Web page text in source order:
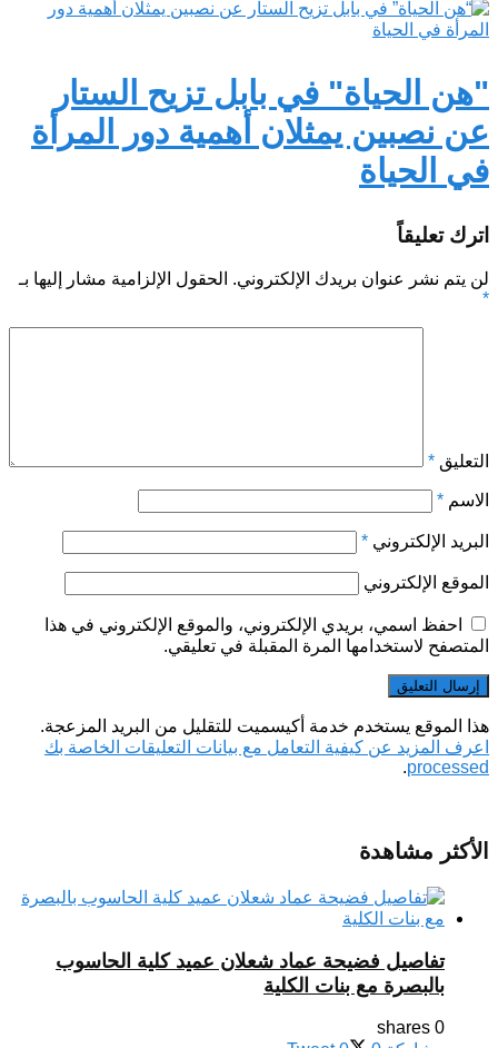
"هن الحياة" في بابل تزيح الستار
عن نصبين يمثلان أهمية دور المرأة
في الحياة
اترك تعليقاً
لن يتم نشر عنوان بريدك الإلكتروني. الحقول الإلزامية مشار إليها بـ
*
التعليق *
الاسم *
البريد الإلكتروني *
الموقع الإلكتروني
احفظ اسمي، بريدي الإلكتروني، والموقع الإلكتروني في هذا
المتصفح لاستخدامها المرة المقبلة في تعليقي.
هذا الموقع يستخدم خدمة أكيسميت للتقليل من البريد المزعجة.
اعرف المزيد عن كيفية التعامل مع بيانات التعليقات الخاصة بك
processed
.
الأكثر مشاهدة
تفاصيل فضيحة عماد شعلان عميد كلية الحاسوب
بالبصرة مع بنات الكلية
0 shares